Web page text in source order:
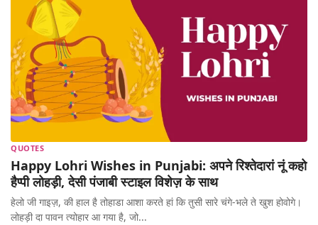
QUOTES
LIFESTYLE
FASHION & STYLE
CONTACT NAME IDEAS
MORE
QUOTES
Happy Lohri Wishes in Punjabi: अपने रिश्तेदारां नूं कहो
हैप्पी लोहड़ी, देसी पंजाबी स्टाइल विशेज़ के साथ
हेलो जी गाइज़, की हाल है तोहाडा आशा करते हां कि तुसी सारे चंगे-भले ते खुश होवोगे।
लोहड़ी दा पावन त्योहार आ गया है, जो...